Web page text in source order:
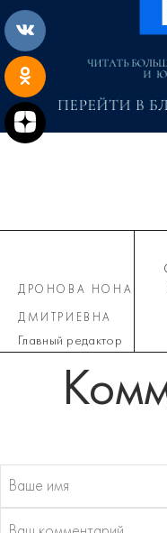
ДРОНОВА НОНА
ДМИТРИЕВНА
Главный редактор